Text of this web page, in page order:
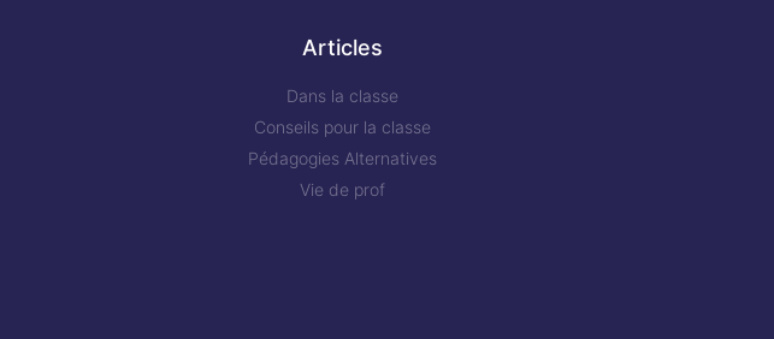
Articles
Dans la classe
Conseils pour la classe
Pédagogies Alternatives
Vie de prof